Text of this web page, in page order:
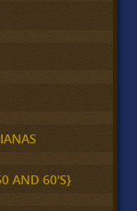
AND 60'S}